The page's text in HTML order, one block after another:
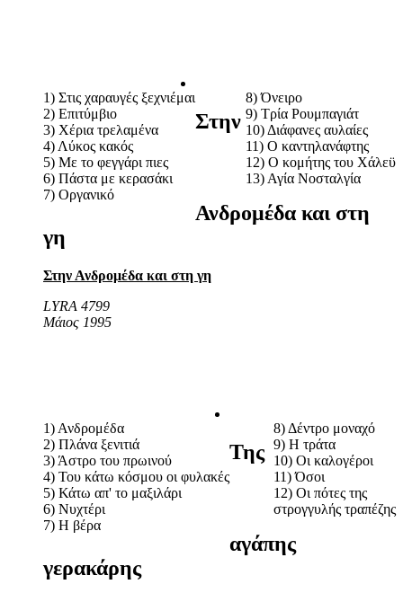
1) Στις χαραυγές ξεχνιέμαι
2) Επιτύμβιο
3) Χέρια τρελαμένα
4) Λύκος κακός
5) Με το φεγγάρι πιες
6) Πάστα με κερασάκι
7) Οργανικό
8) Όνειρο
9) Τρία Ρουμπαγιάτ
10) Διάφανες αυλαίες
11) Ο καντηλανάφτης
12) Ο κομήτης του Χάλεϋ
13) Αγία Νοσταλγία
Στην
Ανδρομέδα και στη
γη
Στην Ανδρομέδα και στη γη
LYRA 4799
Μάιος 1995
1) Ανδρομέδα
2) Πλάνα ξενιτιά
3) Άστρο του πρωινού
4) Του κάτω κόσμου οι φυλακές
5) Κάτω απ' το μαξιλάρι
6) Νυχτέρι
7) Η βέρα
8) Δέντρο μοναχό
9) Η τράτα
10) Οι καλογέροι
11) Όσοι
12) Οι πότες της
στρογγυλής τραπέζης
Της
αγάπης
γερακάρης